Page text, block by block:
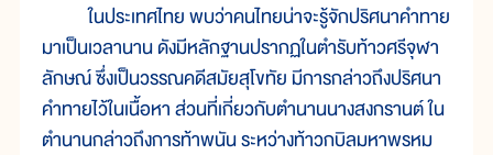
ในประเทศไทย พบว่าคนไทยน่าจะรู้จักปริศนาคำทาย
มาเป็นเวลานาน ดังมีหลักฐานปรากฏในตำรับท้าวศรีจุฬา
ลักษณ์ ซึ่งเป็นวรรณคดีสมัยสุโขทัย มีการกล่าวถึงปริศนา
คำทายไว้ในเนื้อหา ส่วนที่เกี่ยวกับตำนานนางสงกรานต์ ใน
ตำนานกล่าวถึงการท้าพนัน ระหว่างท้าวกบิลมหาพรหม